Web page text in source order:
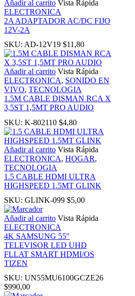
Panel
Panel
panel
panel
panel
panel
Panel
Añadir al carrito Vista Rápida
ELECTRONICA
2A ADAPTADOR AC/DC FIJO
12V-2A
SKU: AD-12V19 $11,80
Añadir al carrito Vista Rápida
ELECTRONICA, SONIDO EN
VIVO, TECNOLOGIA
1.5M CABLE DISMAN RCA X
3,5ST 1,5MT PRO AUDIO
SKU: K-802110 $4,80
Añadir al carrito Vista Rápida
ELECTRONICA, HOGAR,
TECNOLOGIA
1.5 CABLE HDMI ULTRA
HIGHSPEED 1.5MT GLINK
SKU: GLINK-099 $5,00
Añadir al carrito Vista Rápida
ELECTRONICA
4K SAMSUNG 55″
TELEVISOR LED UHD
FLLAT SMART HDMI/OS
TIZEN
SKU: UN55MU6100GCZE26
$990,00